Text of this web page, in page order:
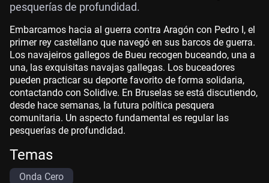
pesquerías de profundidad.
Embarcamos hacia al guerra contra Aragón con Pedro I, el
primer rey castellano que navegó en sus barcos de guerra.
Los navajeiros gallegos de Bueu recogen buceando, una a
una, las exquisitas navajas gallegas. Los buceadores
pueden practicar su deporte favorito de forma solidaria,
contactando con Solidive. En Bruselas se está discutiendo,
desde hace semanas, la futura política pesquera
comunitaria. Un aspecto fundamental es regular las
pesquerías de profundidad.
Temas
Onda Cero